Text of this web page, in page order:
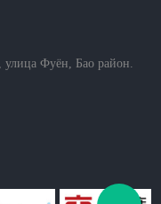
улица Фуён, Бао район.